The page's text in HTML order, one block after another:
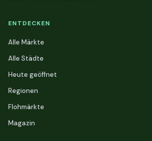
ENTDECKEN
Alle Märkte
Alle Städte
Heute geöffnet
Regionen
Flohmärkte
Magazin